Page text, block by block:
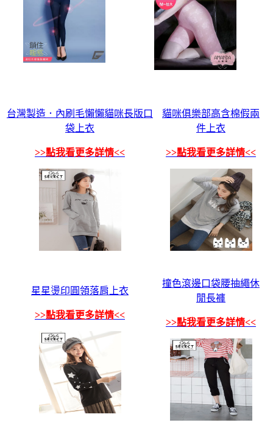
台灣製造．內刷毛懶懶貓咪長版口
袋上衣
>>點我看更多詳情<<
貓咪俱樂部高含棉假兩
件上衣
>>點我看更多詳情<<
星星燙印圓領落肩上衣
>>點我看更多詳情<<
撞色滾邊口袋腰抽繩休
閒長褲
>>點我看更多詳情<<